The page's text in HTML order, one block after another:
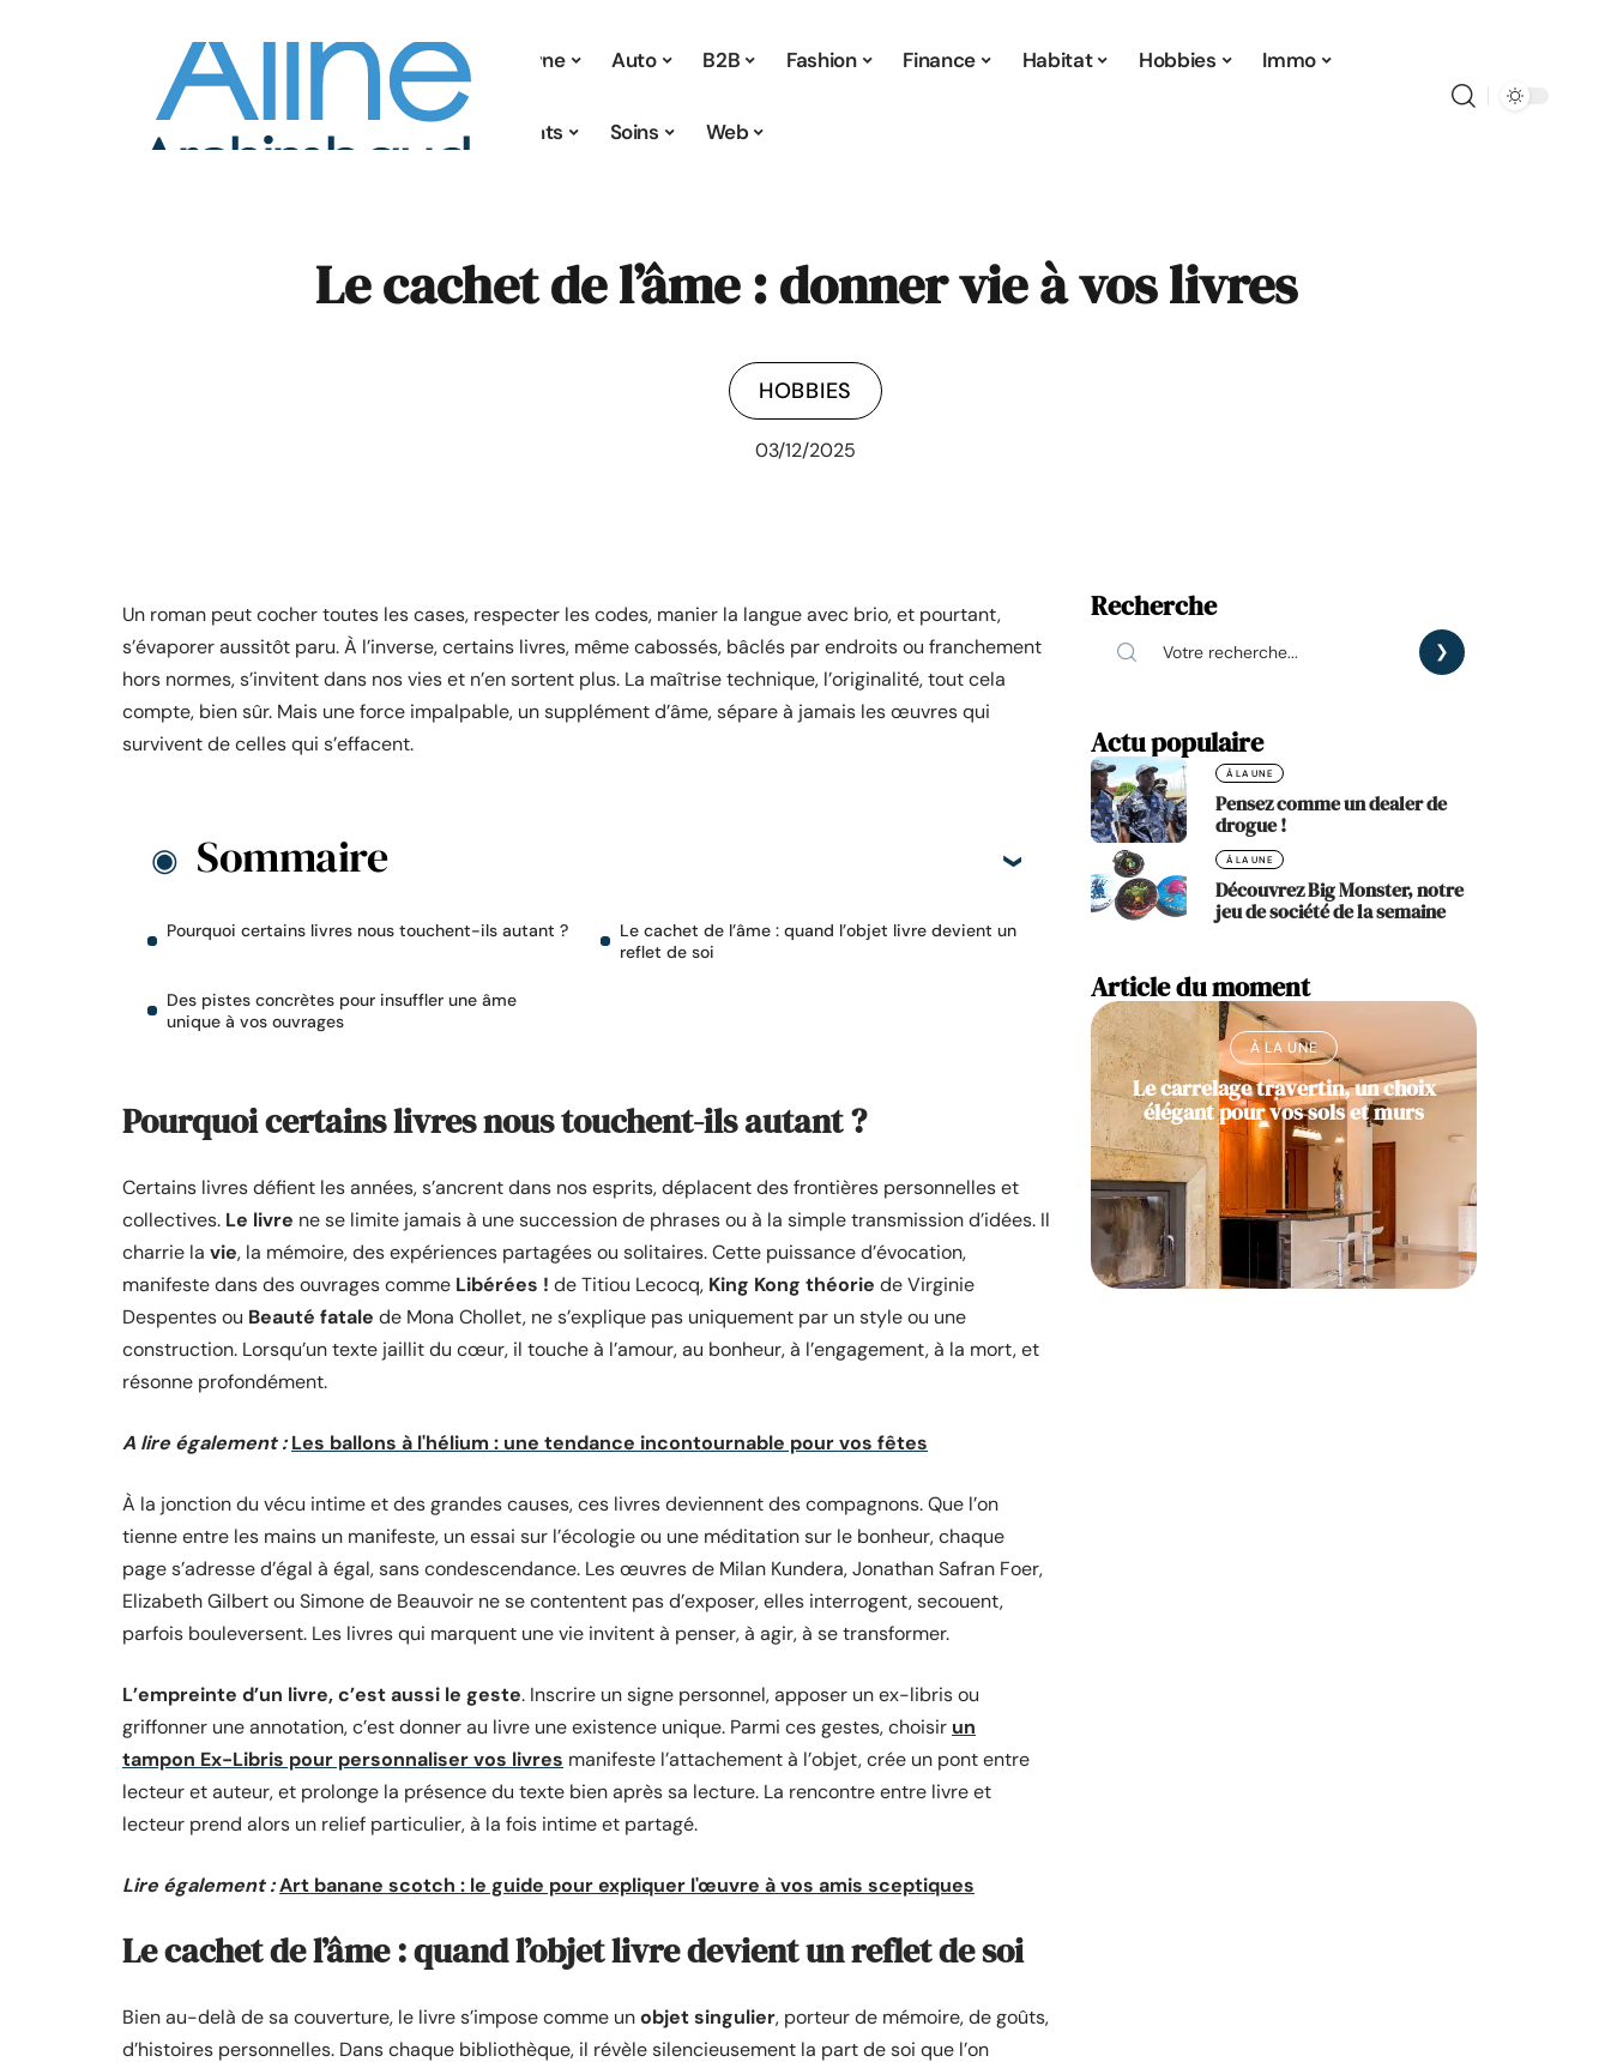
À la une Auto B2B Fashion Finance Habitat Hobbies Immo
Parents Soins Web
Le cachet de l’âme : donner vie à vos livres
HOBBIES
03/12/2025
Un roman peut cocher toutes les cases, respecter les codes, manier la langue avec brio, et pourtant,
s’évaporer aussitôt paru. À l’inverse, certains livres, même cabossés, bâclés par endroits ou franchement
hors normes, s’invitent dans nos vies et n’en sortent plus. La maîtrise technique, l’originalité, tout cela
compte, bien sûr. Mais une force impalpable, un supplément d’âme, sépare à jamais les œuvres qui
survivent de celles qui s’effacent.
Sommaire
Pourquoi certains livres nous touchent-ils autant ?
Le cachet de l’âme : quand l’objet livre devient un
reflet de soi
Des pistes concrètes pour insuffler une âme
unique à vos ouvrages
Pourquoi certains livres nous touchent-ils autant ?
Certains livres défient les années, s’ancrent dans nos esprits, déplacent des frontières personnelles et
collectives. Le livre ne se limite jamais à une succession de phrases ou à la simple transmission d’idées. Il
charrie la vie, la mémoire, des expériences partagées ou solitaires. Cette puissance d’évocation,
manifeste dans des ouvrages comme Libérées ! de Titiou Lecocq, King Kong théorie de Virginie
Despentes ou Beauté fatale de Mona Chollet, ne s’explique pas uniquement par un style ou une
construction. Lorsqu’un texte jaillit du cœur, il touche à l’amour, au bonheur, à l’engagement, à la mort, et
résonne profondément.
A lire également : Les ballons à l'hélium : une tendance incontournable pour vos fêtes
À la jonction du vécu intime et des grandes causes, ces livres deviennent des compagnons. Que l’on
tienne entre les mains un manifeste, un essai sur l’écologie ou une méditation sur le bonheur, chaque
page s’adresse d’égal à égal, sans condescendance. Les œuvres de Milan Kundera, Jonathan Safran Foer,
Elizabeth Gilbert ou Simone de Beauvoir ne se contentent pas d’exposer, elles interrogent, secouent,
parfois bouleversent. Les livres qui marquent une vie invitent à penser, à agir, à se transformer.
L’empreinte d’un livre, c’est aussi le geste. Inscrire un signe personnel, apposer un ex-libris ou
griffonner une annotation, c’est donner au livre une existence unique. Parmi ces gestes, choisir un
tampon Ex-Libris pour personnaliser vos livres manifeste l’attachement à l’objet, crée un pont entre
lecteur et auteur, et prolonge la présence du texte bien après sa lecture. La rencontre entre livre et
lecteur prend alors un relief particulier, à la fois intime et partagé.
Lire également :Art banane scotch : le guide pour expliquer l'œuvre à vos amis sceptiques
Le cachet de l’âme : quand l’objet livre devient un reflet de soi
Bien au-delà de sa couverture, le livre s’impose comme unobjet singulier, porteur de mémoire, de goûts,
d’histoires personnelles. Dans chaque bibliothèque, il révèle silencieusement la part de soi que l’on
Recherche
Actu populaire
À LA UNE
Pensez comme un dealer de
drogue !
À LA UNE
Découvrez Big Monster, notre
jeu de société de la semaine
Article du moment
À LA UNE
Le carrelage travertin, un choix
élégant pour vos sols et murs